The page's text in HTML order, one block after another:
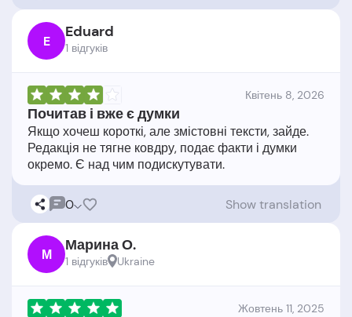
E Eduard
1 відгукiв
Квітень 8, 2026
Почитав і вже є думки
Якщо хочеш короткі, але змістовні тексти, зайде.
Редакція не тягне ковдру, подає факти і думки
0 Show translation
М Марина О.
1 відгукiв Ukraine
Жовтень 11, 2025